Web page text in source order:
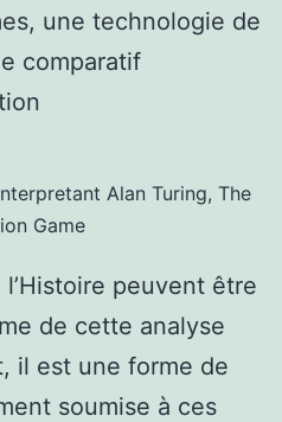
une technologie de
comparatif
Alan Turing, The
Game
peuvent être
de cette analyse
il est une forme de
soumise à ces